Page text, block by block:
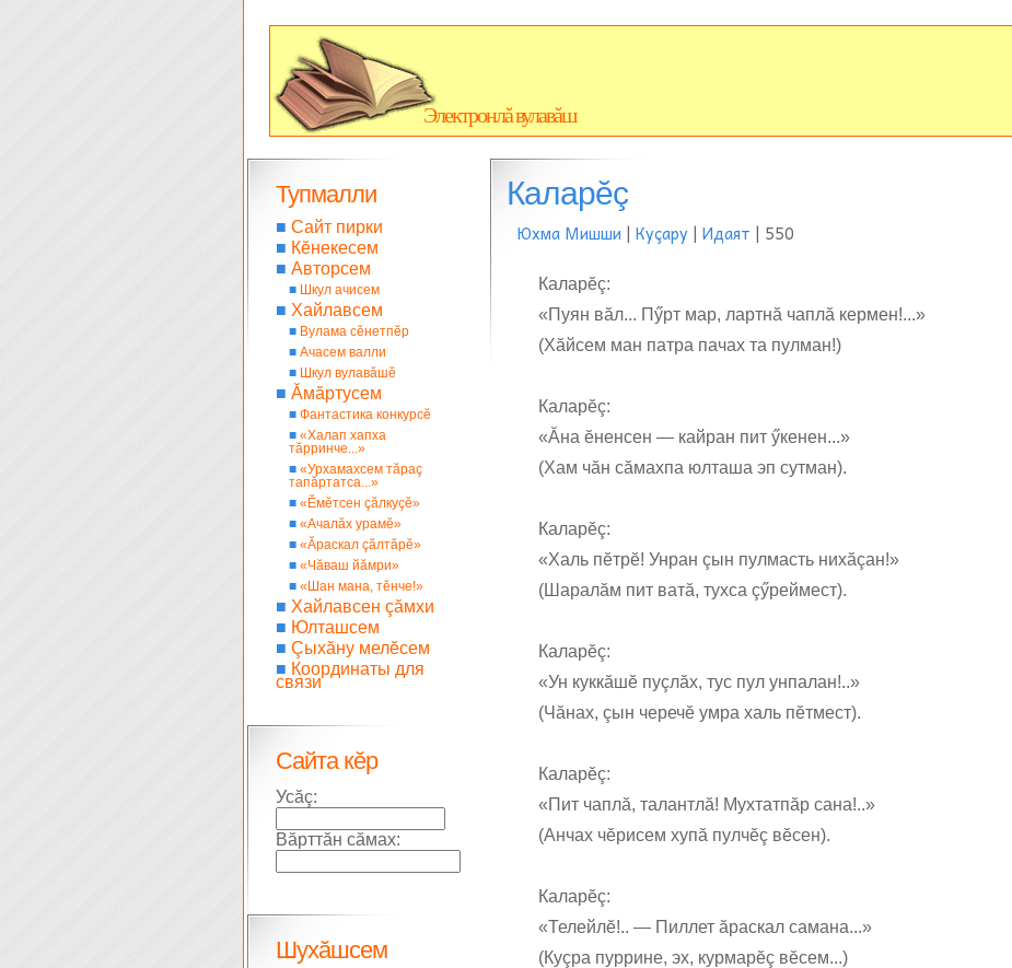
Электронлă вулавăш
Каларĕç
Юхма Мишши | Куçару | Идаят | 550
Каларĕç:
«Пуян вăл... Пӳрт мар, лартнă чаплă кермен!...»
(Хăйсем ман патра пачах та пулман!)
Каларĕç:
«Ăна ĕненсен — кайран пит ӳкенен...»
(Хам чăн сăмахпа юлташа эп сутман).
Каларĕç:
«Халь пĕтрĕ! Унран çын пулмасть нихăçан!»
(Шаралăм пит ватă, тухса çӳреймест).
Каларĕç:
«Ун куккăшĕ пуçлăх, тус пул унпалан!..»
(Чăнах, çын черечĕ умра халь пĕтмест).
Каларĕç:
«Пит чаплă, талантлă! Мухтатпăр сана!..»
(Анчах чĕрисем хупă пулчĕç вĕсен).
Каларĕç:
«Телейлĕ!.. — Пиллет ăраскал самана...»
(Куçра пуррине, эх, курмарĕç вĕсем...)
Тупмалли
■ Сайт пирки
■ Кĕнекесем
■ Авторсем
■ Шкул ачисем
■ Хайлавсем
■ Вулама сĕнетпĕр
■ Ачасем валли
■ Шкул вулавăшĕ
■ Ăмăртусем
■ Фантастика конкурсĕ
■ «Халап хапха
тăрринче...»
■ «Урхамахсем тăраç
тапăртатса...»
■ «Ĕмĕтсен çăлкуçĕ»
■ «Ачалăх урамĕ»
■ «Ăраскал çăлтăрĕ»
■ «Чăваш йăмри»
■ «Шан мана, тĕнче!»
■ Хайлавсен çăмхи
■ Юлташсем
■ Çыхăну мелĕсем
■ Координаты для
связи
Сайта кĕр
Усăç:
Вăрттăн сăмах:
Шухăшсем